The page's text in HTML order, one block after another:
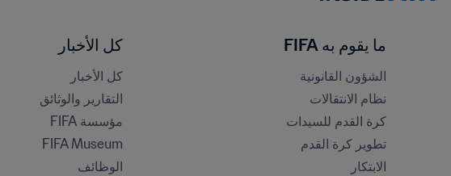
ما يقوم به FIFA
الشؤون القانونية
نظام الانتقالات
كرة القدم للسيدات
تطوير كرة القدم
الابتكار
كل الأخبار
كل الأخبار
التقارير والوثائق
مؤسسة FIFA
FIFA Museum
الوظائف